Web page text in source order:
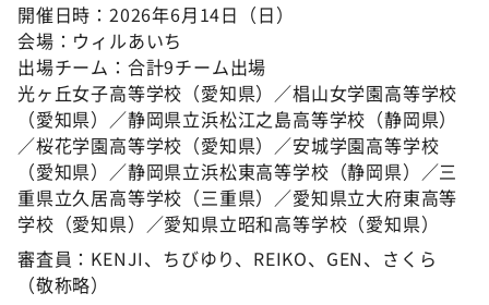
開催日時：2026年6月14日（日）
会場：ウィルあいち
出場チーム：合計9チーム出場
光ヶ丘女子高等学校（愛知県）／椙山女学園高等学校
（愛知県）／静岡県立浜松江之島高等学校（静岡県）
／桜花学園高等学校（愛知県）／安城学園高等学校
（愛知県）／静岡県立浜松東高等学校（静岡県）／三
重県立久居高等学校（三重県）／愛知県立大府東高等
学校（愛知県）／愛知県立昭和高等学校（愛知県）
審査員：KENJI、ちびゆり、REIKO、GEN、さくら
（敬称略）